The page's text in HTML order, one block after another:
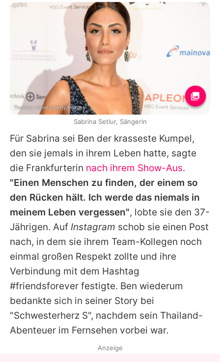
Für Sabrina sei Ben der krasseste Kumpel,
den sie jemals in ihrem Leben hatte, sagte
die Frankfurterin nach ihrem Show-Aus.
"Einen Menschen zu finden, der einem so
den Rücken hält. Ich werde das niemals in
meinem Leben vergessen", lobte sie den 37-
Jährigen. Auf Instagram schob sie einen Post
nach, in dem sie ihrem Team-Kollegen noch
einmal großen Respekt zollte und ihre
Verbindung mit dem Hashtag
#friendsforever festigte. Ben wiederum
bedankte sich in seiner Story bei
"Schwesterherz S", nachdem sein Thailand-
Abenteuer im Fernsehen vorbei war.
Thomas Lohnes/Getty Images
Sabrina Setlur, Sängerin
Anzeige